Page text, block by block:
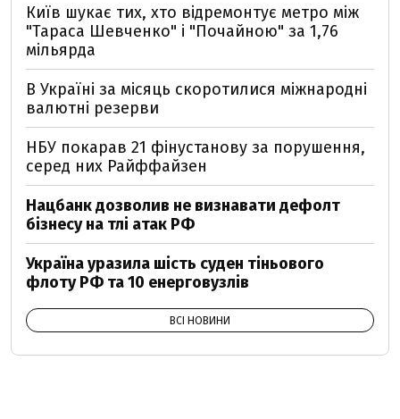
Київ шукає тих, хто відремонтує метро між
"Тараса Шевченко" і "Почайною" за 1,76
мільярда
В Україні за місяць скоротилися міжнародні
валютні резерви
НБУ покарав 21 фінустанову за порушення,
серед них Райффайзен
Нацбанк дозволив не визнавати дефолт
бізнесу на тлі атак РФ
Україна уразила шість суден тіньового
флоту РФ та 10 енерговузлів
ВСІ НОВИНИ